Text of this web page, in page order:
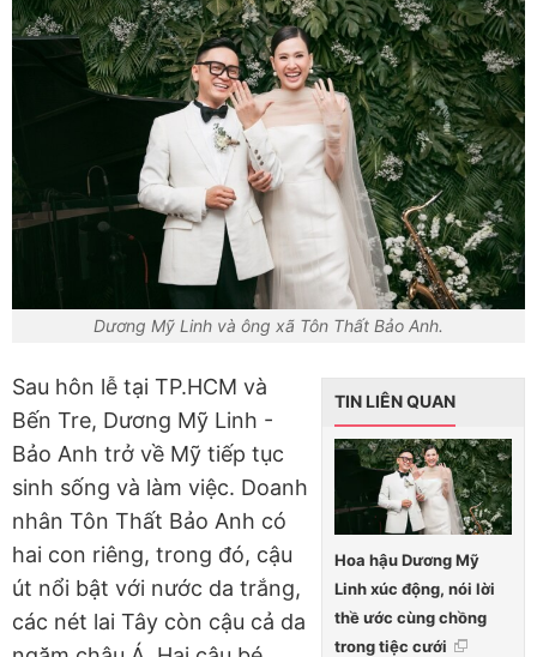
Dương Mỹ Linh và ông xã Tôn Thất Bảo Anh.
TIN LIÊN QUAN
Hoa hậu Dương Mỹ
Linh xúc động, nói lời
thề ước cùng chồng
trong tiệc cưới
Sau hôn lễ tại TP.HCM và
Bến Tre, Dương Mỹ Linh -
Bảo Anh trở về Mỹ tiếp tục
sinh sống và làm việc. Doanh
nhân Tôn Thất Bảo Anh có
hai con riêng, trong đó, cậu
út nổi bật với nước da trắng,
các nét lai Tây còn cậu cả da